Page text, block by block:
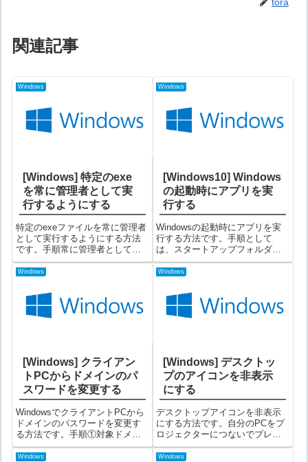
関連記事
Windows
[Windows] 特定のexe
を常に管理者として実
行するようにする
特定のexeファイルを常に管理者
として実行するようにする方法
です。手順常に管理者として実
行したいexeを右クリック⇒「プ
ロパティ(R)」を選択する②プロ
選択し、「管理者としてこのプ
ログラムを実行する」にチェッ
クを...
Windows
[Windows10] Windows
の起動時にアプリを実
行する
Windowsの起動時にアプリを実
行する方法です。手順として
は、スタートアップフォルダ
（Startup）に実行したいアプリ
へのショートカットを置けばOK
動時にコマンドプロンプトが立
ち上がるようにしてみます。...
Windows
[Windows] クライアン
トPCからドメインのパ
スワードを変更する
WindowsでクライアントPCから
ドメインのパスワードを変更す
る方法です。手順①対象ドメイ
ンIDでログインしている状態で
以下のキーを押す。 + + リモー
Windows
[Windows] デスクトッ
プのアイコンを非表示
にする
デスクトップアイコンを非表示
にする方法です。自分のPCをプ
ロジェクターにつないでプレゼ
ンする時など、汚いデスクトッ
プを一時的に隠すのに便利で
Windows Windows